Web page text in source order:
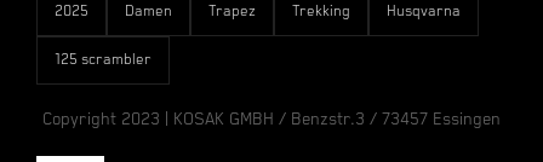
2025 Damen Trapez Trekking Husqvarna
125 scrambler
Copyright 2023 | KOSAK GMBH / Benzstr.3 / 73457 Essingen